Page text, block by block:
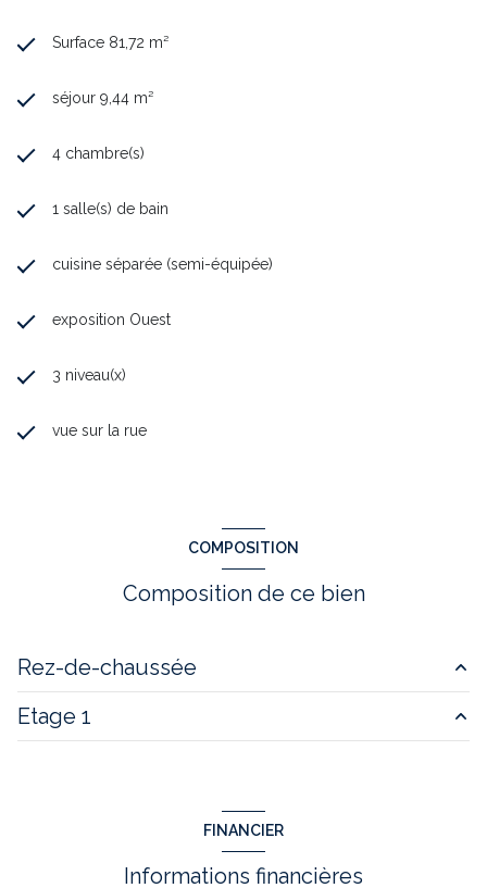
Surface 81,72 m²
séjour 9,44 m²
4 chambre(s)
1 salle(s) de bain
cuisine séparée (semi-équipée)
exposition Ouest
3 niveau(x)
vue sur la rue
COMPOSITION
Composition de ce bien
Rez-de-chaussée
salle de bain
Etage 1
FINANCIER
Informations financières